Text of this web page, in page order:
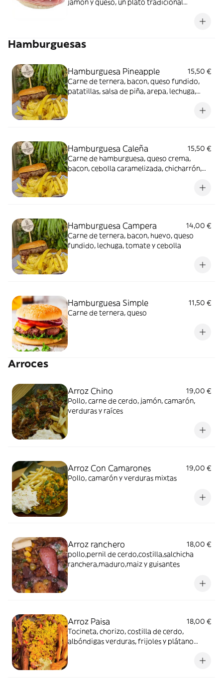
jamón y queso, un plato tradicional
Hamburguesas
Hamburguesa Pineapple
15,50 €
Carne de ternera, bacon, queso fundido,
patatillas, salsa de piña, arepa, lechuga,
Hamburguesa Caleña
15,50 €
Carne de hamburguesa, queso crema,
bacon, cebolla caramelizada, chicharrón,
Hamburguesa Campera
14,00 €
Carne de ternera, bacon, huevo, queso
fundido, lechuga, tomate y cebolla
Hamburguesa Simple
11,50 €
Carne de ternera, queso
Arroces
Arroz Chino
19,00 €
Pollo, carne de cerdo, jamón, camarón,
verduras y raíces
Arroz Con Camarones
19,00 €
Pollo, camarón y verduras mixtas
Arroz ranchero
18,00 €
pollo,pernil de cerdo,costilla,salchicha
ranchera,maduro,maiz y guisantes
Arroz Paisa
18,00 €
Tocineta, chorizo, costilla de cerdo,
albóndigas verduras, frijoles y plátano